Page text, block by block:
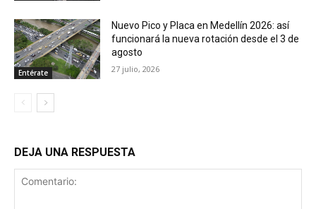
Entérate
Nuevo Pico y Placa en Medellín 2026: así
funcionará la nueva rotación desde el 3 de
agosto
27 julio, 2026
DEJA UNA RESPUESTA